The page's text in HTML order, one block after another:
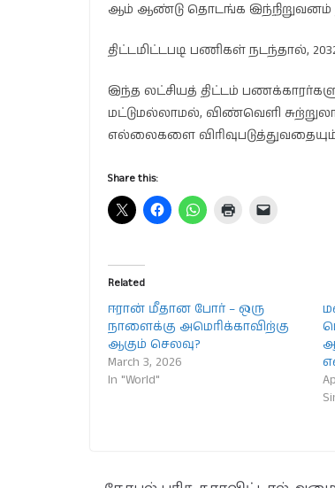
ஆம் ஆண்டு தொடங்க இந்நிறுவனம்
திட்டமிட்டபடி பணிகள் நடந்தால்,
இந்த லட்சியத் திட்டம்
மட்டுமல்லாமல், விண்வெளி
எல்லைகளை
Share this:
Related
ஈரான் மீதான போர் – ஒரு
நாளைக்கு அமெரிக்காவிற்கு
ஆகும் செலவு?
March 3, 2026
In "World"